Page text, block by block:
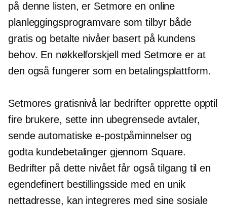
på denne listen, er Setmore en online
planleggingsprogramvare som tilbyr både
gratis og betalte nivåer basert på kundens
behov. En nøkkelforskjell med Setmore er at
den også fungerer som en betalingsplattform.
Setmores gratisnivå lar bedrifter opprette opptil
fire brukere, sette inn ubegrensede avtaler,
sende automatiske e-postpåminnelser og
godta kundebetalinger gjennom Square.
Bedrifter på dette nivået får også tilgang til en
egendefinert bestillingsside med en unik
nettadresse, kan integreres med sine sosiale